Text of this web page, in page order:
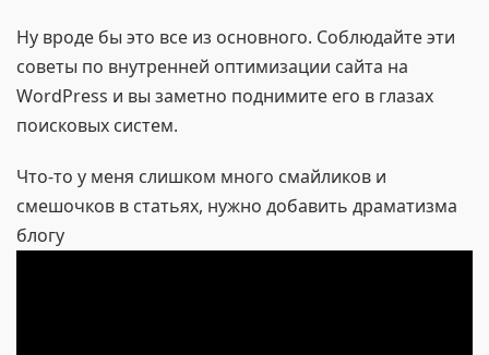
Ну вроде бы это все из основного. Соблюдайте эти
советы по внутренней оптимизации сайта на
WordPress и вы заметно поднимите его в глазах
поисковых систем.
Что-то у меня слишком много смайликов и
смешочков в статьях, нужно добавить драматизма
блогу